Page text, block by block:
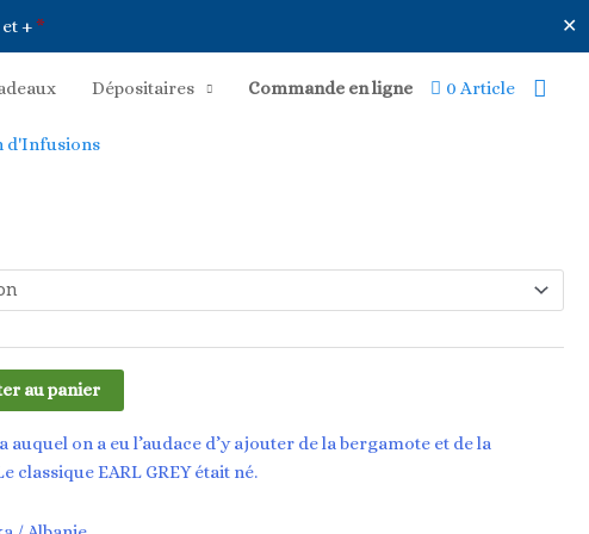
+* ✕
Dépositaires Commande en ligne 0 Article
d'Infusions
au panier
auquel on a eu l’audace d’y ajouter de la bergamote et de la
classique EARL GREY était né.